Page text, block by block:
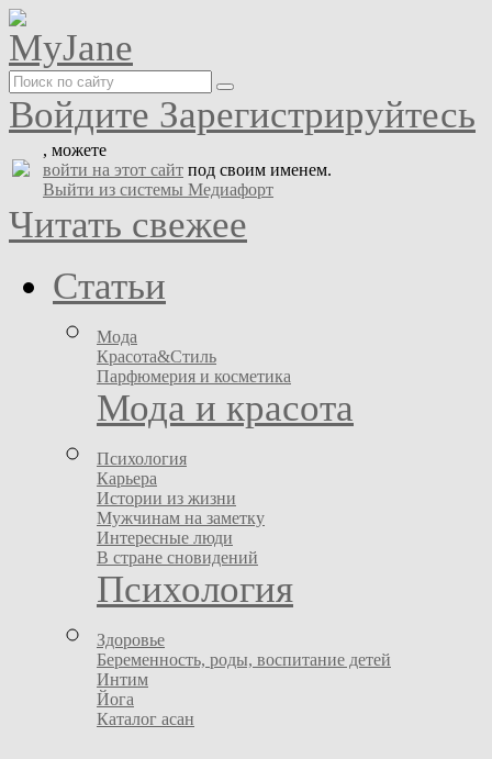
Войдите Зарегистрируйтесь
, можете
войти на этот сайт под своим именем.
Выйти из системы Медиафорт
Читать свежее
Статьи
Мода
Красота&Стиль
Парфюмерия и косметика
Мода и красота
Психология
Карьера
Истории из жизни
Мужчинам на заметку
Интересные люди
В стране сновидений
Психология
Здоровье
Беременность, роды, воспитание детей
Интим
Йога
Каталог асан